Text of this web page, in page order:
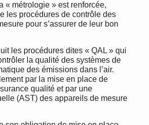
« métrologie » est renforcée,
les procédures de contrôle des
pour s’assurer de leur bon
les procédures dites « QAL » qui
la qualité des systèmes de
des émissions dans l’air.
par la mise en place de
qualité et par une
(AST) des appareils de mesure